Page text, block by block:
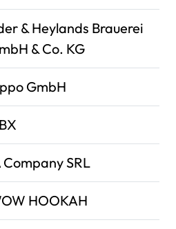
& Heylands Brauerei
& Co. KG
GmbH
Company SRL
HOOKAH